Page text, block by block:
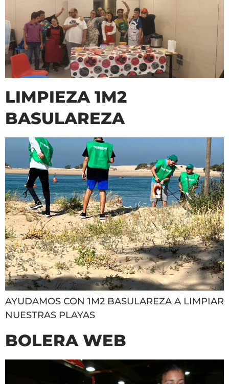
LIMPIEZA 1M2
BASULAREZA
AYUDAMOS CON 1M2 BASULAREZA A LIMPIAR
NUESTRAS PLAYAS
BOLERA WEB